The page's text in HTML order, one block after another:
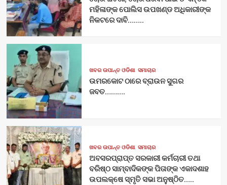
ମହିଳାଙ୍କ ପୋଲିସ ଉପଖଣ୍ଡ ଅଧିକାରୀଙ୍କ
ନିକଟରେ ଦାବି……..
ଖବର ଉପାନ୍ତ ଓଡିଶା ସମାଚାର
ଉମରକୋଟ ଠାରେ ବ୍ରାଉନ ସୁଗର
ଜବତ……….
ଖବର ଉପାନ୍ତ ଓଡିଶା ସମାଚାର
ଅବସରପ୍ରାପ୍ତ ସରକାରୀ କର୍ମଚାରୀ ତଥା
ବରିଷ୍ଠ ସାମ୍ବାଦିକଙ୍କ ପିତାଙ୍କ ଏକାଦଶାହ
ଉପଲକ୍ଷେ ସ୍ମୃତି ସଭା ଅନୁଷ୍ଠିତ…..